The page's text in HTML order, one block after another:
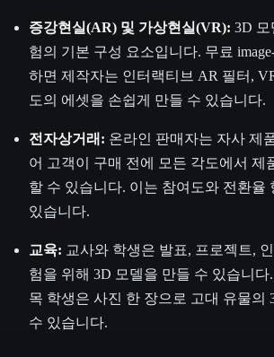
증강현실(AR) 및 가상현실(VR): 3D 모
험의 기본 구성 요소입니다. 무료
하면 제작자는 인터랙티브 AR 필터,
도의 에셋을 손쉽게 만들 수 있습니다.
전자상거래: 온라인 판매자는 자사 제
어 고객이 구매 전에 모든 각도에서 제
할 수 있습니다. 이는 참여도와 전환율
있습니다.
교육: 교사와 학생은 발표, 프로젝트,
험을 위해 3D 모델을 만들 수 있습니
목 학생은 사진 한 장으로 고대 유물의
수 있습니다.